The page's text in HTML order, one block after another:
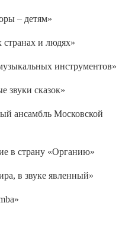
– детям»
и людях»
инструментов»
звуки сказок»
ансамбль Московской
в страну «Органию»
в звуке явленный»